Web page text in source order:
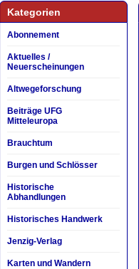
Kategorien
Abonnement
Aktuelles /
Neuerscheinungen
Altwegeforschung
Beiträge UFG
Mitteleuropa
Brauchtum
Burgen und Schlösser
Historische
Abhandlungen
Historisches Handwerk
Jenzig-Verlag
Karten und Wandern